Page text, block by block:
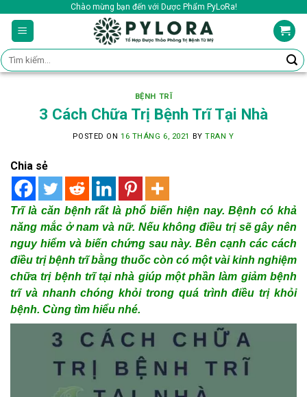
content
Chào mừng bạn đến với Dược Phẩm PyLoRa!
Tìm
kiếm:
BỆNH TRĨ
3 Cách Chữa Trị Bệnh Trĩ Tại Nhà
POSTED ON 16 THÁNG 6, 2021 BYTRAN Y
Chia sẻ
Trĩ là căn bệnh rất là phổ biến hiện nay. Bệnh có khả
năng mắc ở nam và nữ. Nếu không điều trị sẽ gây nên
nguy hiểm và biến chứng sau này. Bên cạnh các cách
điều trị bệnh trĩ bằng thuốc còn có một vài kinh nghiệm
chữa trị bệnh trĩ tại nhà giúp một phần làm giảm bệnh
trĩ và nhanh chóng khỏi trong quá trình điều trị khỏi
bệnh. Cùng tìm hiểu nhé.